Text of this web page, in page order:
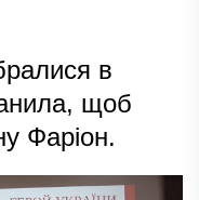
в
щоб
Фаріон.